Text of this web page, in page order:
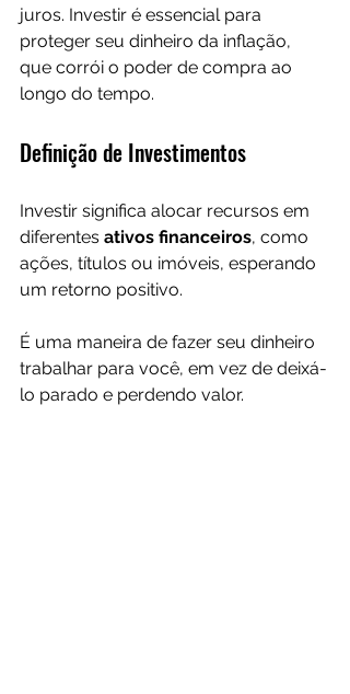
juros. Investir é essencial para
proteger seu dinheiro da inflação,
que corrói o poder de compra ao
longo do tempo.
Definição de Investimentos
Investir significa alocar recursos em
diferentes ativos financeiros, como
ações, títulos ou imóveis, esperando
um retorno positivo.
É uma maneira de fazer seu dinheiro
trabalhar para você, em vez de deixá-
lo parado e perdendo valor.